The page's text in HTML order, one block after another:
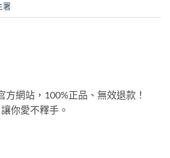
署
方網站，100%正品、無效退款！
你愛不釋手。